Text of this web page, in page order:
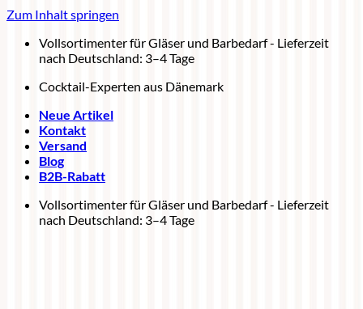
Zum Inhalt springen
Vollsortimenter für Gläser und Barbedarf - Lieferzeit
nach Deutschland: 3–4 Tage
Cocktail-Experten aus Dänemark
Neue Artikel
Kontakt
Versand
Blog
B2B-Rabatt
Vollsortimenter für Gläser und Barbedarf - Lieferzeit
nach Deutschland: 3–4 Tage